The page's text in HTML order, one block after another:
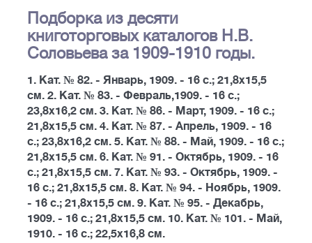
Подборка из десяти
книготорговых каталогов Н.В.
Соловьева за 1909-1910 годы.
1. Кат. № 82. - Январь, 1909. - 16 с.; 21,8х15,5
см. 2. Кат. № 83. - Февраль,1909. - 16 с.;
23,8х16,2 см. 3. Кат. № 86. - Март, 1909. - 16 с.;
21,8х15,5 см. 4. Кат. № 87. - Апрель, 1909. - 16
с.; 23,8х16,2 см. 5. Кат. № 88. - Май, 1909. - 16 с.;
21,8х15,5 см. 6. Кат. № 91. - Октябрь, 1909. - 16
с.; 21,8х15,5 см. 7. Кат. № 93. - Октябрь, 1909. -
16 с.; 21,8х15,5 см. 8. Кат. № 94. - Ноябрь, 1909.
- 16 с.; 21,8х15,5 см. 9. Кат. № 95. - Декабрь,
1909. - 16 с.; 21,8х15,5 см. 10. Кат. № 101. - Май,
1910. - 16 с.; 22,5х16,8 см.